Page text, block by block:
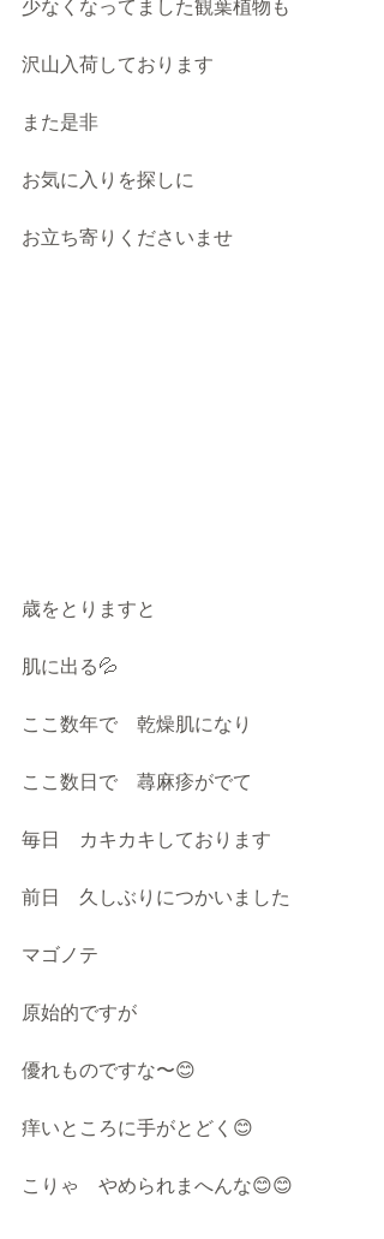
少なくなってました観葉植物も
沢山入荷しております
また是非
お気に入りを探しに
お立ち寄りくださいませ
歳をとりますと
肌に出る💦
ここ数年で　乾燥肌になり
ここ数日で　蕁麻疹がでて
毎日　カキカキしております
前日　久しぶりにつかいました
マゴノテ
原始的ですが
優れものですな〜😊
痒いところに手がとどく😊
こりゃ　やめられまへんな😊😊